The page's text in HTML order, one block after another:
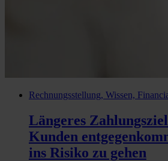
Rechnungsstellung, Wissen,
Längeres
Kunden
ins Risiko zu gehen